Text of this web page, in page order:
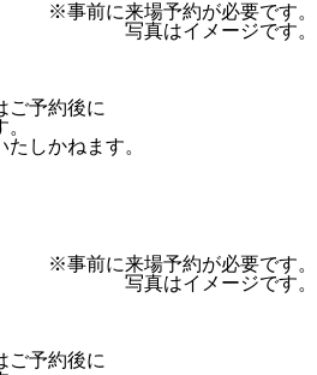
※事前に来場予約が必要です。
写真はイメージです。
ご予約後に
しかねます。
※事前に来場予約が必要です。
写真はイメージです。
ご予約後に